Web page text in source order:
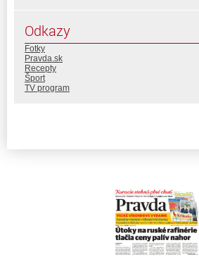
Odkazy
Fotky
Pravda.sk
Recepty
Šport
TV program